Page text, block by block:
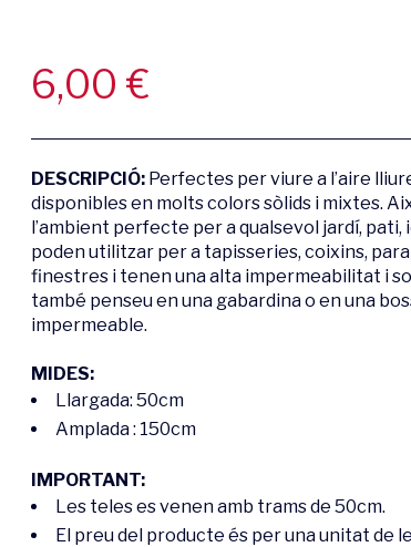
6,00 €
DESCRIPCIÓ: Perfectes per viure a l’aire
disponibles en molts colors sòlids i mixtes.
l’ambient perfecte per a qualsevol jardí, pati,
poden utilitzar per a tapisseries, coixins,
finestres i tenen una alta impermeabilitat i
també penseu en una gabardina o en una
impermeable.
MIDES:
Llargada: 50cm
Amplada : 150cm
IMPORTANT:
Les teles es venen amb trams de 50cm.
El preu del producte és per una unitat de